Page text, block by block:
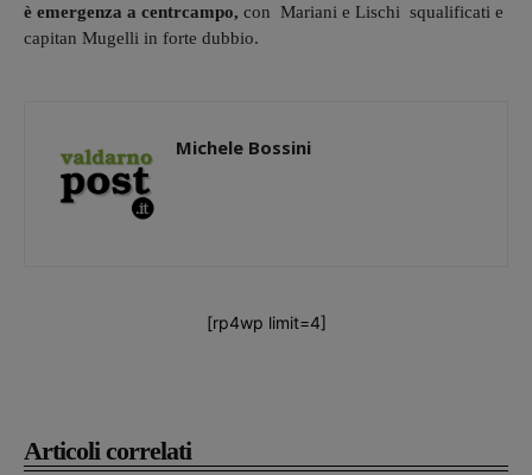
Articoli correlati
è emergenza a centrcampo, con Mariani e Lischi squalificati e
capitan Mugelli in forte dubbio.
Michele Bossini
[rp4wp limit=4]